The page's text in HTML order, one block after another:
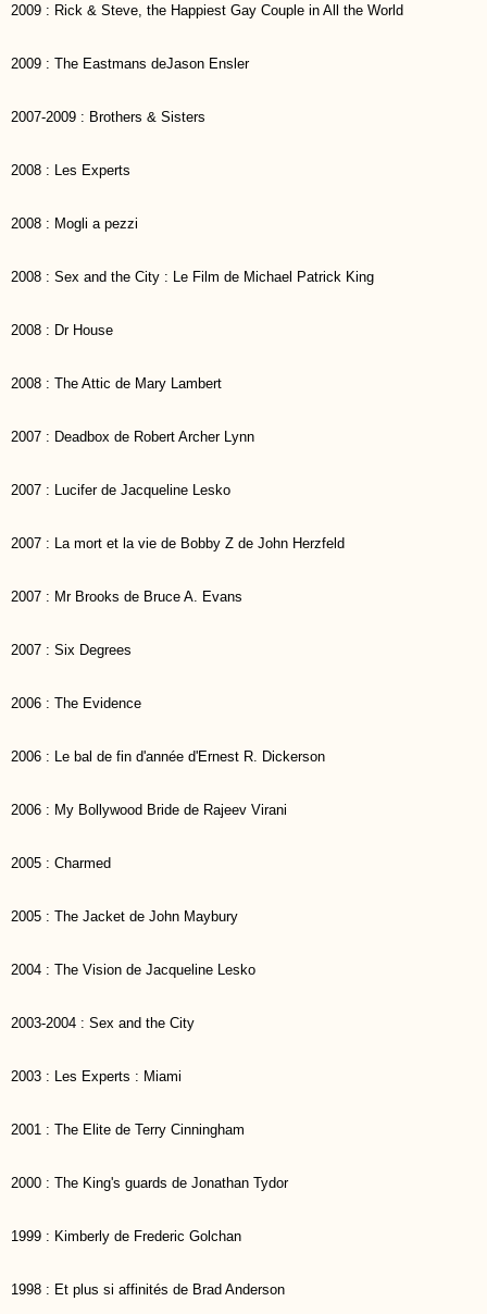
2009 : Rick & Steve, the Happiest Gay Couple in All the World
2009 : The Eastmans deJason Ensler
2007-2009 : Brothers & Sisters
2008 : Les Experts
2008 : Mogli a pezzi
2008 : Sex and the City : Le Film de Michael Patrick King
2008 : Dr House
2008 : The Attic de Mary Lambert
2007 : Deadbox de Robert Archer Lynn
2007 : Lucifer de Jacqueline Lesko
2007 : La mort et la vie de Bobby Z de John Herzfeld
2007 : Mr Brooks de Bruce A. Evans
2007 : Six Degrees
2006 : The Evidence
2006 : Le bal de fin d'année d'Ernest R. Dickerson
2006 : My Bollywood Bride de Rajeev Virani
2005 : Charmed
2005 : The Jacket de John Maybury
2004 : The Vision de Jacqueline Lesko
2003-2004 : Sex and the City
2003 : Les Experts : Miami
2001 : The Elite de Terry Cinningham
2000 : The King's guards de Jonathan Tydor
1999 : Kimberly de Frederic Golchan
1998 : Et plus si affinités de Brad Anderson